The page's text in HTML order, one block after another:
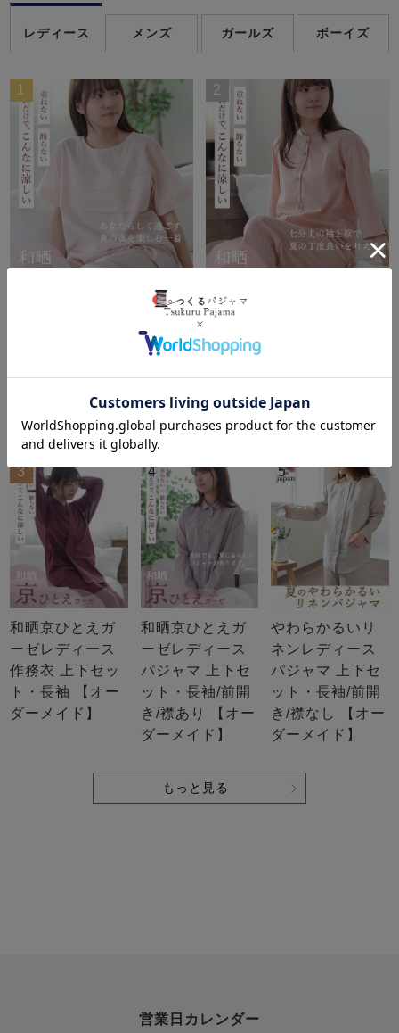
レディース メンズ ガールズ ボーイズ
1
和晒京ひとえガーゼレディ
ースパジャマ 上下セッ
2
ースパジャマ 上下セッ
メイド】
3
和晒京ひとえガ
ーゼレディース
作務衣 上下セッ
ト・長袖 【オー
ダーメイド】
4
和晒京ひとえガ
ーゼレディース
パジャマ 上下セ
ット・長袖/前開
き/襟あり 【オー
ダーメイド】
5
やわらかるいリ
ネンレディース
パジャマ 上下セ
ット・長袖/前開
き/襟なし 【オー
ダーメイド】
もっと見る
営業日カレンダー